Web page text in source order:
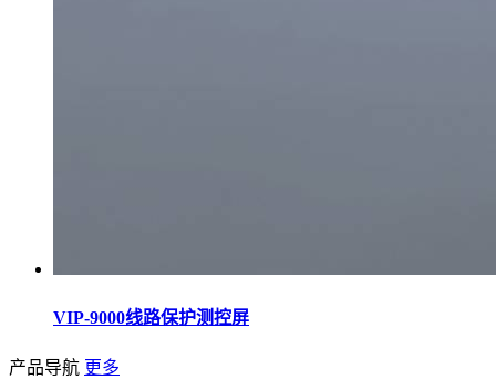
VIP-9000线路保护测控屏
产品导航 更多